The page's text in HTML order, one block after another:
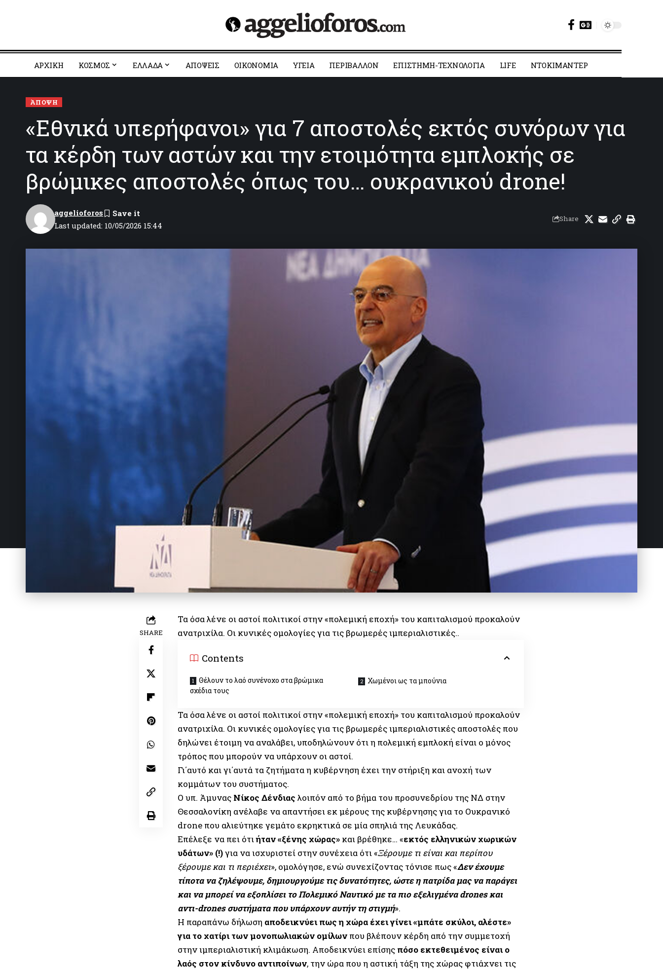
ΑΡΧΙΚΗ ΚΟΣΜΟΣ EΛΛΑΔΑ ΑΠΟΨΕΙΣ ΟΙΚΟΝΟΜΙΑ YΓΕΙΑ ΠΕΡΙΒΑΛΛΟΝ ΕΠΙΣΤΗΜΗ-ΤΕΧΝΟΛΟΓΙΑ LIFE ΝΤΟΚΙΜΑΝΤΕΡ
ΆΠΟΨΗ
«Εθνικά υπερήφανοι» για 7 αποστολές εκτός συνόρων για
τα κέρδη των αστών και την ετοιμότητα εμπλοκής σε
βρώμικες αποστολές όπως του… ουκρανικού drone!
Last updated: 10/05/2026 15:44
aggelioforos
Share
SHARE
Τα όσα λένε οι αστοί πολιτικοί στην «πολεμική εποχή» του καπιταλισμού προκαλούν
ανατριχίλα. Οι κυνικές ομολογίες για τις βρωμερές ιμπεριαλιστικές..
Contents
Θέλουν το λαό συνένοχο στα βρώμικα
σχέδια τους
Χωμένοι ως τα μπούνια
Τα όσα λένε οι αστοί πολιτικοί στην «πολεμική εποχή» του καπιταλισμού προκαλούν
ανατριχίλα. Οι κυνικές ομολογίες για τις βρωμερές ιμπεριαλιστικές αποστολές που
δηλώνει έτοιμη να αναλάβει, υποδηλώνουν ότι η πολεμική εμπλοκή είναι ο μόνος
τρόπος που μπορούν να υπάρχουν οι αστοί.
Γι΄αυτό και γι΄αυτά τα ζητήματα η κυβέρνηση έχει την στήριξη και ανοχή των
κομμάτων του συστήματος.
Ο υπ. Άμυνας Νίκος Δένδιας λοιπόν από το βήμα του προσυνεδρίου της ΝΔ στην
Θεσσαλονίκη ανέλαβε να απαντήσει εκ μέρους της κυβέρνησης για το Ουκρανικό
drone που αλιεύτηκε γεμάτο εκρηκτικά σε μία σπηλιά της Λευκάδας.
Επέλεξε να πει ότιήταν «ξένης χώρας» και βρέθηκε… «εκτός ελληνικών χωρικών
υδάτων» (!)για να ισχυριστεί στην συνέχεια ότι «Ξέρουμε τι είναι και περίπου
ξέρουμε και τι περιέχει», ομολόγησε, ενώ συνεχίζοντας τόνισε πως «Δεν έχουμε
τίποτα να ζηλέψουμε, δημιουργούμε τις δυνατότητες, ώστε η πατρίδα μας να παράγει
και να μπορεί να εξοπλίσει το Πολεμικό Ναυτικό με τα πιο εξελιγμένα drones και
αντι-drones συστήματα που υπάρχουν αυτήν τη στιγμή».
Η παραπάνω δήλωση αποδεικνύει πως η χώρα έχει γίνει «μπάτε σκύλοι, αλέστε»
για το χατίρι των μονοπωλιακών ομίλων που βλέπουν κέρδη από την συμμετοχή
στην ιμπεριαλιστική κλιμάκωση. Αποδεικνύει επίσης πόσο εκτεθειμένος είναι ο
λαός στον κίνδυνο αντιποίνων, την ώρα που η αστική τάξη της χώρας φτιάχνει τις